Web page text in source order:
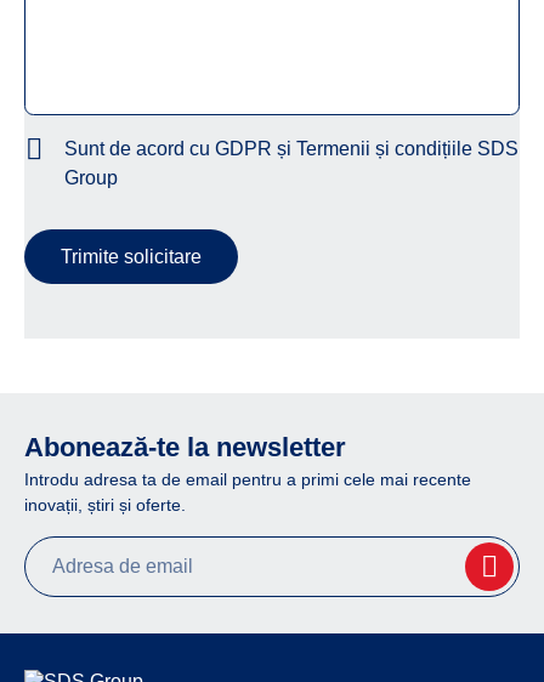
Sunt de acord cu GDPR și Termenii și condițiile SDS
Group
Trimite solicitare
Abonează-te la newsletter
Introdu adresa ta de email pentru a primi cele mai recente
inovații, știri și oferte.